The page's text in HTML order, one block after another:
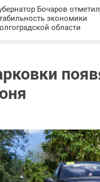
Бочаров отметил
экономики
области